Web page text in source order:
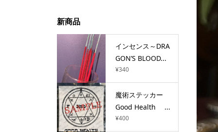
新商品
インセンス～DRA
GON’S BLOOD...
¥340
魔術ステッカー
Good Health ...
¥400